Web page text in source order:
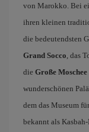
von Marokko. Bei
ihren kleinen
die bedeutendsten
Grand Socco , das
die Große Moschee
wunderschönen
dem das Museum
bekannt als